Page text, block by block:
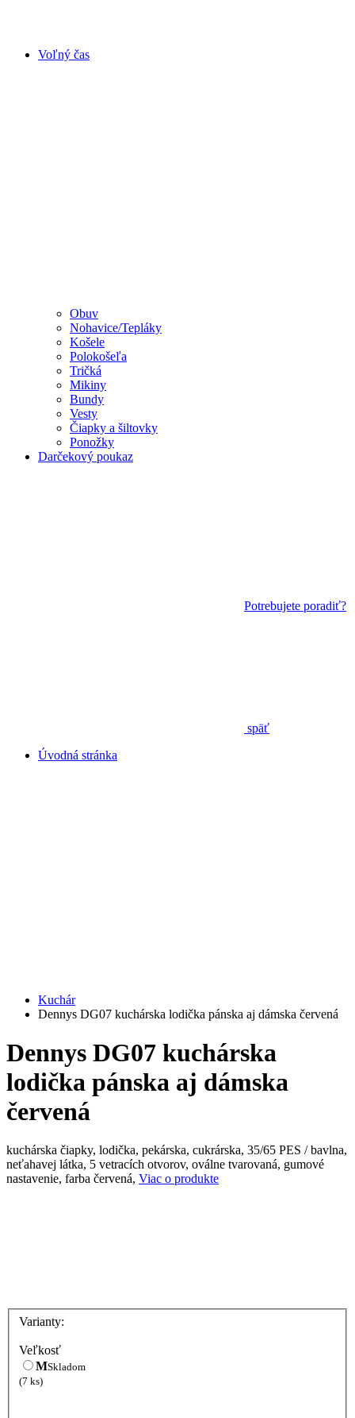
Voľný čas
Obuv
Nohavice/Tepláky
Košele
Polokošeľa
Tričká
Mikiny
Bundy
Vesty
Čiapky a šiltovky
Ponožky
Darčekový poukaz
Potrebujete poradiť?
späť
Úvodná stránka
Kuchár
Dennys DG07 kuchárska lodička pánska aj dámska červená
Dennys DG07 kuchárska
lodička pánska aj dámska
červená
kuchárska čiapky, lodička, pekárska, cukrárska, 35/65 PES / bavlna,
neťahavej látka, 5 vetracích otvorov, oválne tvarovaná, gumové
nastavenie, farba červená, Viac o produkte
Varianty:
Veľkosť
MSkladom
(7 ks)